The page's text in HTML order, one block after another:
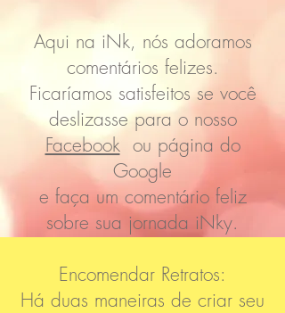
Aqui na iNk, nós adoramos
comentários felizes.
Ficaríamos satisfeitos se você
deslizasse para o nosso
Facebookou página do
Google
e faça um comentário feliz
sobre sua jornada iNky.
Encomendar Retratos:
Há duas maneiras de criar seu